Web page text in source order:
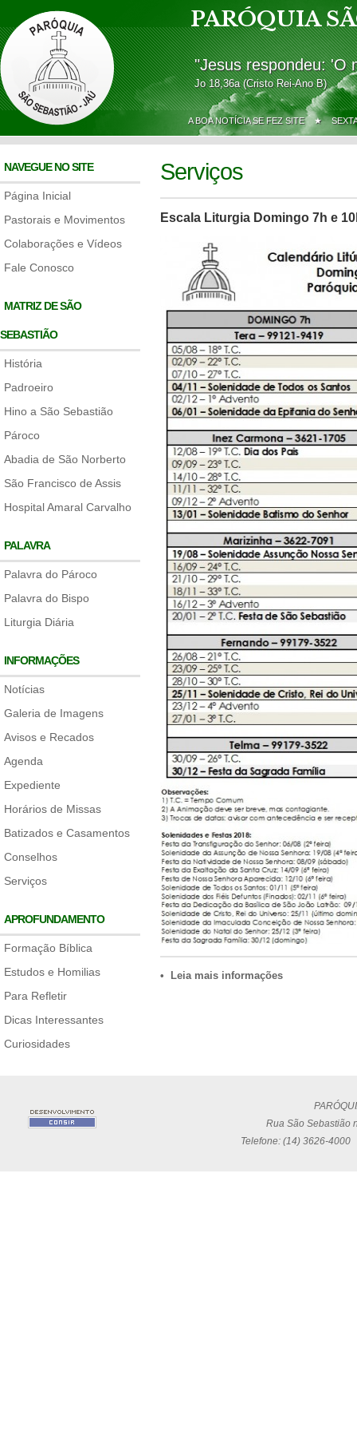
PARÓQUIA
"Jesus respondeu: 'O
Jo 18,36a (Cristo Rei-Ano B)
A BOA NOTÍCIA SE FEZ SITE ★
NAVEGUE NO SITE
Página Inicial
Pastorais e Movimentos
Colaborações e Vídeos
Fale Conosco
MATRIZ DE SÃO
SEBASTIÃO
História
Padroeiro
Hino a São Sebastião
Pároco
Abadia de São Norberto
São Francisco de Assis
Hospital Amaral Carvalho
PALAVRA
Palavra do Pároco
Palavra do Bispo
Liturgia Diária
INFORMAÇÕES
Notícias
Galeria de Imagens
Avisos e Recados
Agenda
Expediente
Horários de Missas
Batizados e Casamentos
Conselhos
Serviços
APROFUNDAMENTO
Formação Bíblica
Estudos e Homilias
Para Refletir
Dicas Interessantes
Curiosidades
Serviços
Escala Liturgia Domingo 7h e
• Leia mais informações
Rua São Sebastião
Telefone: (14) 3626-